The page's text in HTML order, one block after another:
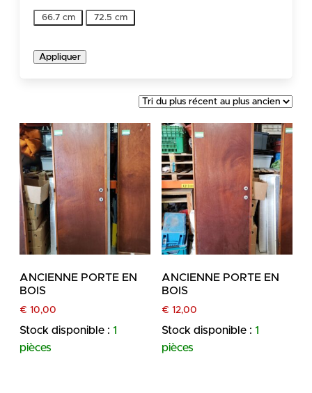
Largeur
66.7 cm 72.5 cm
Appliquer
ANCIENNE PORTE EN
BOIS
€ 10,00
Stock disponible : 1
pièces
ANCIENNE PORTE EN
BOIS
€ 12,00
Stock disponible : 1
pièces